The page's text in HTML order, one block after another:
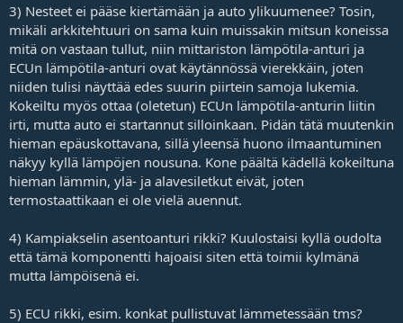
3) Nesteet ei pääse kiertämään ja auto ylikuumenee? Tosin,
mikäli arkkitehtuuri on sama kuin muissakin mitsun koneissa
mitä on vastaan tullut, niin mittariston lämpötila-anturi ja
ECUn lämpötila-anturi ovat käytännössä vierekkäin, joten
niiden tulisi näyttää edes suurin piirtein samoja lukemia.
Kokeiltu myös ottaa (oletetun) ECUn lämpötila-anturin liitin
irti, mutta auto ei startannut silloinkaan. Pidän tätä muutenkin
hieman epäuskottavana, sillä yleensä huono ilmaantuminen
näkyy kyllä lämpöjen nousuna. Kone päältä kädellä kokeiltuna
hieman lämmin, ylä- ja alavesiletkut eivät, joten
termostaattikaan ei ole vielä auennut.
4) Kampiakselin asentoanturi rikki? Kuulostaisi kyllä oudolta
että tämä komponentti hajoaisi siten että toimii kylmänä
mutta lämpöisenä ei.
5) ECU rikki, esim. konkat pullistuvat lämmetessään tms?